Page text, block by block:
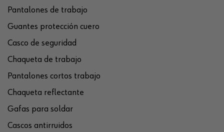
Pantalones de trabajo
Guantes protección cuero
Casco de seguridad
Chaqueta de trabajo
Pantalones cortos trabajo
Chaqueta reflectante
Gafas para soldar
Cascos antirruidos